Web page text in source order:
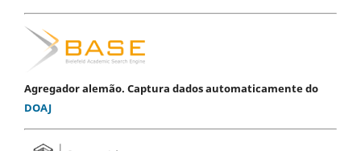
Agregador alemão. Captura dados automaticamente do
DOAJ